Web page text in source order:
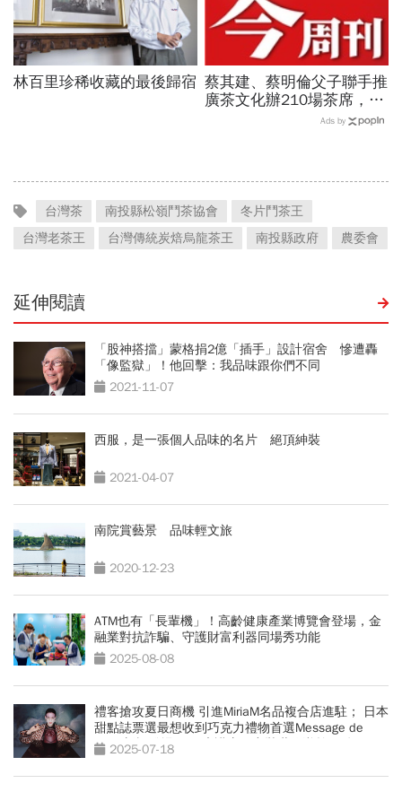
林百里珍稀收藏的最後歸宿 蔡其建、蔡明倫父子聯手推
廣茶文化辦210場茶席，寶
元紀之丘《萬茶盛典》週末
Ads by
台灣茶 南投縣松嶺鬥茶協會
冬片鬥茶王
台灣老茶王
台灣傳統炭焙烏龍茶王 南投縣政府 農委會
延伸閱讀
「股神搭擋」蒙格捐2億「插手」設計宿舍 慘遭轟
「像監獄」！他回擊：我品味跟你們不同
2021-11-07
西服，是一張個人品味的名片 絕頂紳裝
2021-04-07
南院賞藝景 品味輕文旅
2020-12-23
ATM也有「長輩機」！高齡健康產業博覽會登場，金
融業對抗詐騙、守護財富利器同場秀功能
2025-08-08
禮客搶攻夏日商機 引進MiriaM名品複合店進駐； 日本
甜點誌票選最想收到巧克力禮物首選Message de
Rose新櫃登場； 健康講座解密壯世代逆齡關鍵
2025-07-18